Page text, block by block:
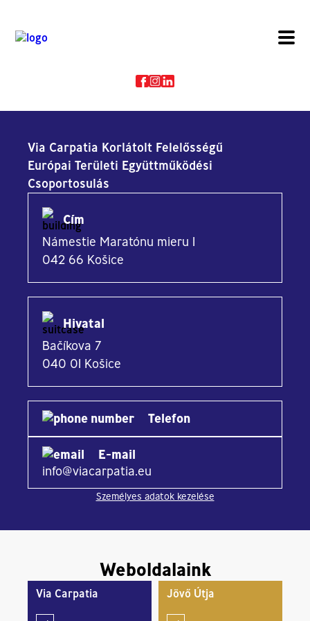
Via Carpatia Korlátolt Felelősségű
Európai Területi Együttműködési
Csoportosulás
Cím
Námestie Maratónu mieru 1
042 66 Košice
Hivatal
Bačíkova 7
040 01 Košice
Telefon
E-mail
info@viacarpatia.eu
Személyes adatok kezelése
Weboldalaink
Via Carpatia Jövő Útja